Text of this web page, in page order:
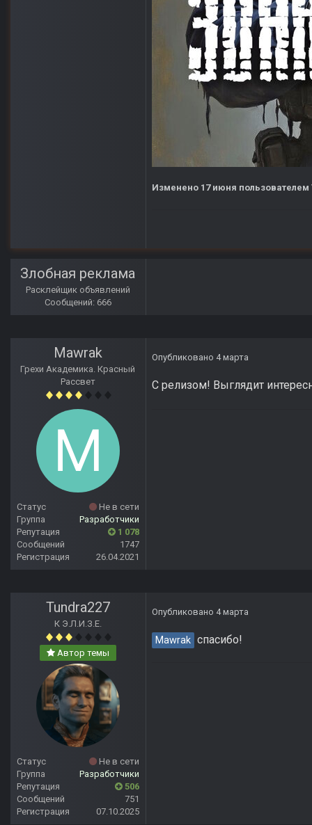
Изменено 17 июня пользователем
Злобная реклама
Расклейщик объявлений
Сообщений: 666
Mawrak
Грехи Академика. Красный
Рассвет
Статус
Не в сети
Группа
Разработчики
Репутация
1 078
Сообщений
1747
Регистрация
26.04.2021
Опубликовано 4 марта
С релизом! Выглядит
Tundra227
К Э.Л.И.З.Е.
Автор темы
Статус
Не в сети
Группа
Разработчики
Репутация
506
Сообщений
751
Регистрация
07.10.2025
Опубликовано 4 марта
Mawrak спасибо!